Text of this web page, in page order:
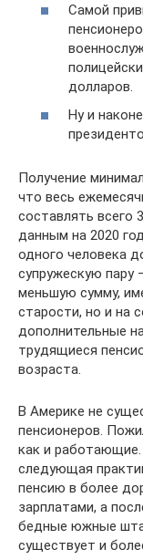
Самой
долларов.
Ну и
Получение
что весь
составлять всего
данным на 2020
одного человека
супружескую пару
меньшую сумму,
старости, но и на
дополнительные
трудящиеся
возраста.
В Америке не
пенсионеров.
как и
следующая
пенсию в более
зарплатами, а
бедные южные
существует и